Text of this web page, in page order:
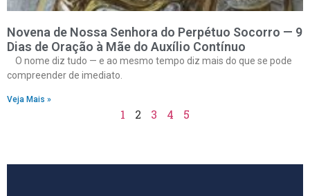
Novena de Nossa Senhora do Perpétuo Socorro — 9
Dias de Oração à Mãe do Auxílio Contínuo
O nome diz tudo — e ao mesmo tempo diz mais do que se pode
compreender de imediato.
Veja Mais »
1 2 3 4 5